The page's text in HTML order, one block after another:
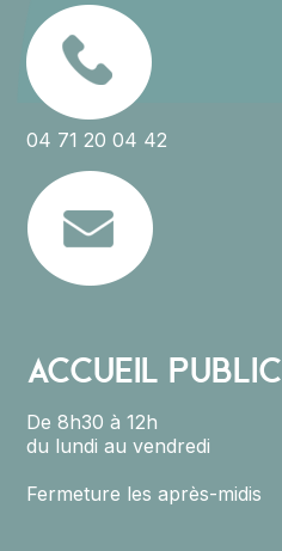
04 71 20 04 42
ACCUEIL PUBLIC
De 8h30 à 12h
du lundi au vendredi
Fermeture les après-midis